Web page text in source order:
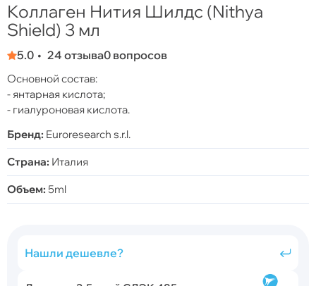
Коллаген Нития Шилдс (Nithya
Shield) 3 мл
5.0 24 отзыва0 вопросов
Основной состав:
- янтарная кислота;
- гиалуроновая кислота.
Бренд: Euroresearch s.r.l.
Страна: Италия
Объем: 5ml
Нашли дешевле?